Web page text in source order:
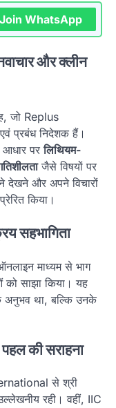
Join WhatsApp
और क्लीन
जो Replus
प्रबंध निदेशक हैं।
आधार परलिथियम-
जैसे विषयों पर
देखने और अपने विचारों
किया।
सहभागिता
माध्यम से भाग
को साझा किया। यह
अनुभव था, बल्कि उनके
की सराहना
से श्री
रही। वहीं, IIC